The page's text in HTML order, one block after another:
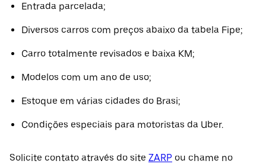
Entrada parcelada;
Diversos carros com preços abaixo da tabela Fipe;
Carro totalmente revisados e baixa KM;
Modelos com um ano de uso;
Estoque em várias cidades do Brasi;
Condições especiais para motoristas da Uber.
Solicite contato através do site ZARP ou chame no